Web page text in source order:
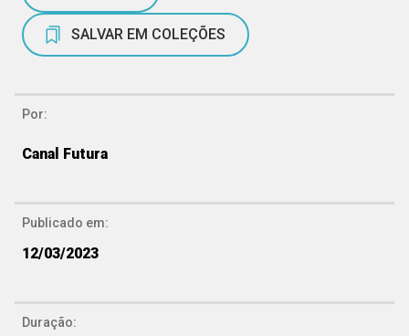
SALVAR EM COLEÇÕES
Por:
Canal Futura
Publicado em:
12/03/2023
Duração: